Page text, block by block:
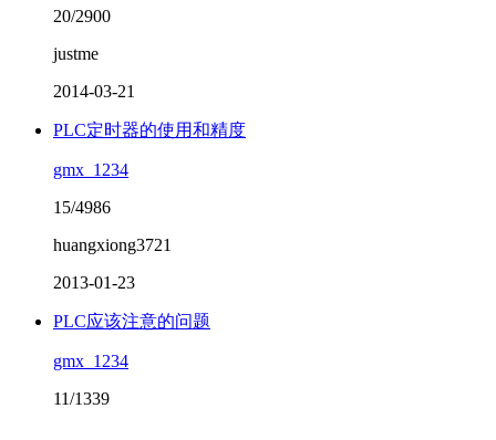
20/2900
justme
2014-03-21
PLC定时器的使用和精度
gmx_1234
15/4986
huangxiong3721
2013-01-23
PLC应该注意的问题
gmx_1234
11/1339